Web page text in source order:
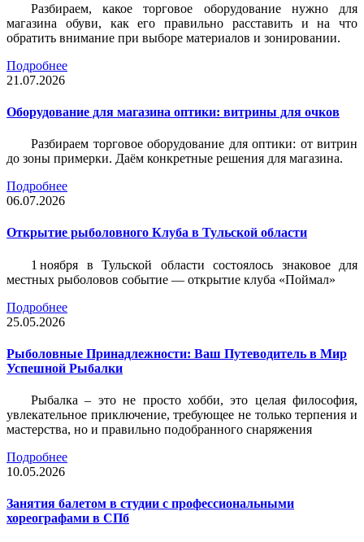
Разбираем, какое торговое оборудование нужно для
магазина обуви, как его правильно расставить и на что
обратить внимание при выборе материалов и зонировании.
Подробнее
21.07.2026
Оборудование для магазина оптики: витрины для очков
Разбираем торговое оборудование для оптики: от витрин
до зоны примерки. Даём конкретные решения для магазина.
Подробнее
06.07.2026
Открытие рыболовного Клуба в Тульской области
1 ноября в Тульской области состоялось знаковое для
местных рыболовов событие — открытие клуба «Поймал»
Подробнее
25.05.2026
Рыболовные Принадлежности: Ваш Путеводитель в Мир
Успешной Рыбалки
Рыбалка – это не просто хобби, это целая философия,
увлекательное приключение, требующее не только терпения и
мастерства, но и правильно подобранного снаряжения
Подробнее
10.05.2026
Занятия балетом в студии с профессиональными
хореографами в СПб